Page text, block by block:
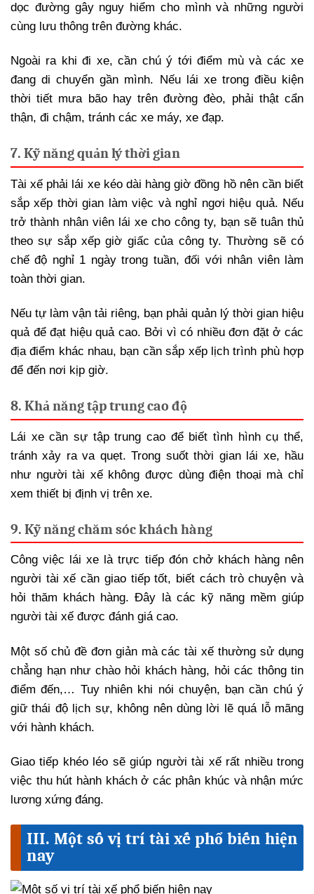
dọc đường gây nguy hiểm cho mình và những người
cùng lưu thông trên đường khác.
Ngoài ra khi đi xe, cần chú ý tới điểm mù và các xe
đang di chuyển gần mình. Nếu lái xe trong điều kiện
thời tiết mưa bão hay trên đường đèo, phải thật cẩn
thận, đi chậm, tránh các xe máy, xe đạp.
7. Kỹ năng quản lý thời gian
Tài xế phải lái xe kéo dài hàng giờ đồng hồ nên cần biết
sắp xếp thời gian làm việc và nghỉ ngơi hiệu quả. Nếu
trở thành nhân viên lái xe cho công ty, bạn sẽ tuân thủ
theo sự sắp xếp giờ giấc của công ty. Thường sẽ có
chế độ nghỉ 1 ngày trong tuần, đối với nhân viên làm
toàn thời gian.
Nếu tự làm vận tải riêng, bạn phải quản lý thời gian hiệu
quả để đạt hiệu quả cao. Bởi vì có nhiều đơn đặt ở các
địa điểm khác nhau, bạn cần sắp xếp lịch trình phù hợp
để đến nơi kịp giờ.
8. Khả năng tập trung cao độ
Lái xe cần sự tập trung cao để biết tình hình cụ thể,
tránh xảy ra va quẹt. Trong suốt thời gian lái xe, hầu
như người tài xế không được dùng điện thoại mà chỉ
xem thiết bị định vị trên xe.
9. Kỹ năng chăm sóc khách hàng
Công việc lái xe là trực tiếp đón chở khách hàng nên
người tài xế cần giao tiếp tốt, biết cách trò chuyện và
hỏi thăm khách hàng. Đây là các kỹ năng mềm giúp
người tài xế được đánh giá cao.
Một số chủ đề đơn giản mà các tài xế thường sử dụng
chẳng hạn như chào hỏi khách hàng, hỏi các thông tin
điểm đến,… Tuy nhiên khi nói chuyện, bạn cần chú ý
giữ thái độ lịch sự, không nên dùng lời lẽ quá lỗ mãng
với hành khách.
Giao tiếp khéo léo sẽ giúp người tài xế rất nhiều trong
việc thu hút hành khách ở các phân khúc và nhận mức
lương xứng đáng.
III. Một số vị trí tài xế phổ biến hiện
nay